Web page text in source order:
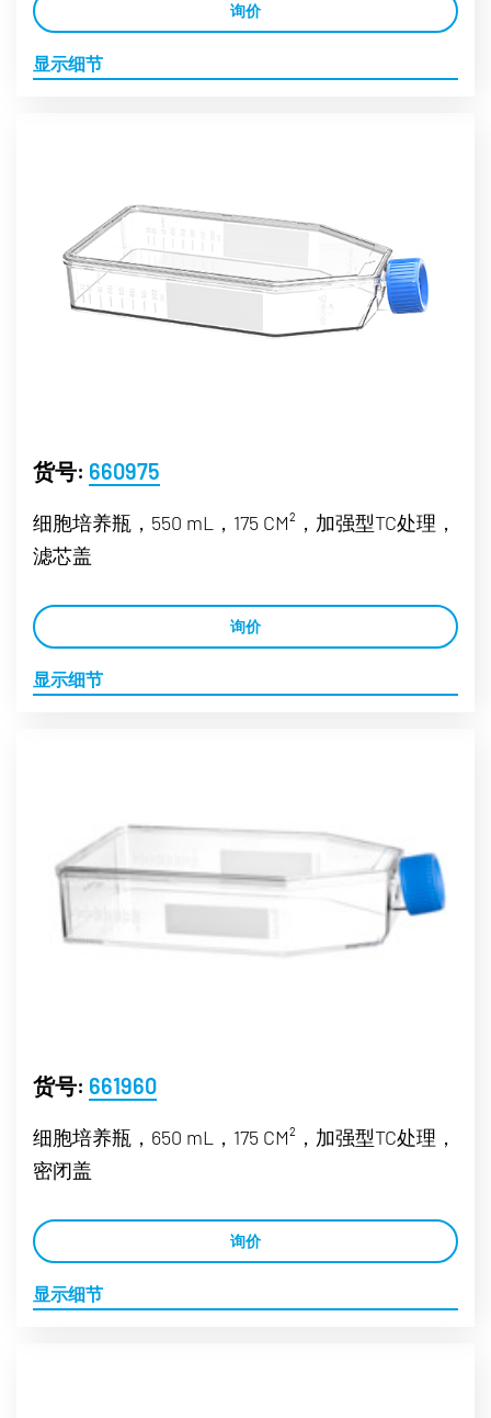
询价
显示细节
货号: 660975
细胞培养瓶，550 mL，175 CM²，加强型TC处理，
滤芯盖
询价
显示细节
货号: 661960
细胞培养瓶，650 mL，175 CM²，加强型TC处理，
密闭盖
询价
显示细节